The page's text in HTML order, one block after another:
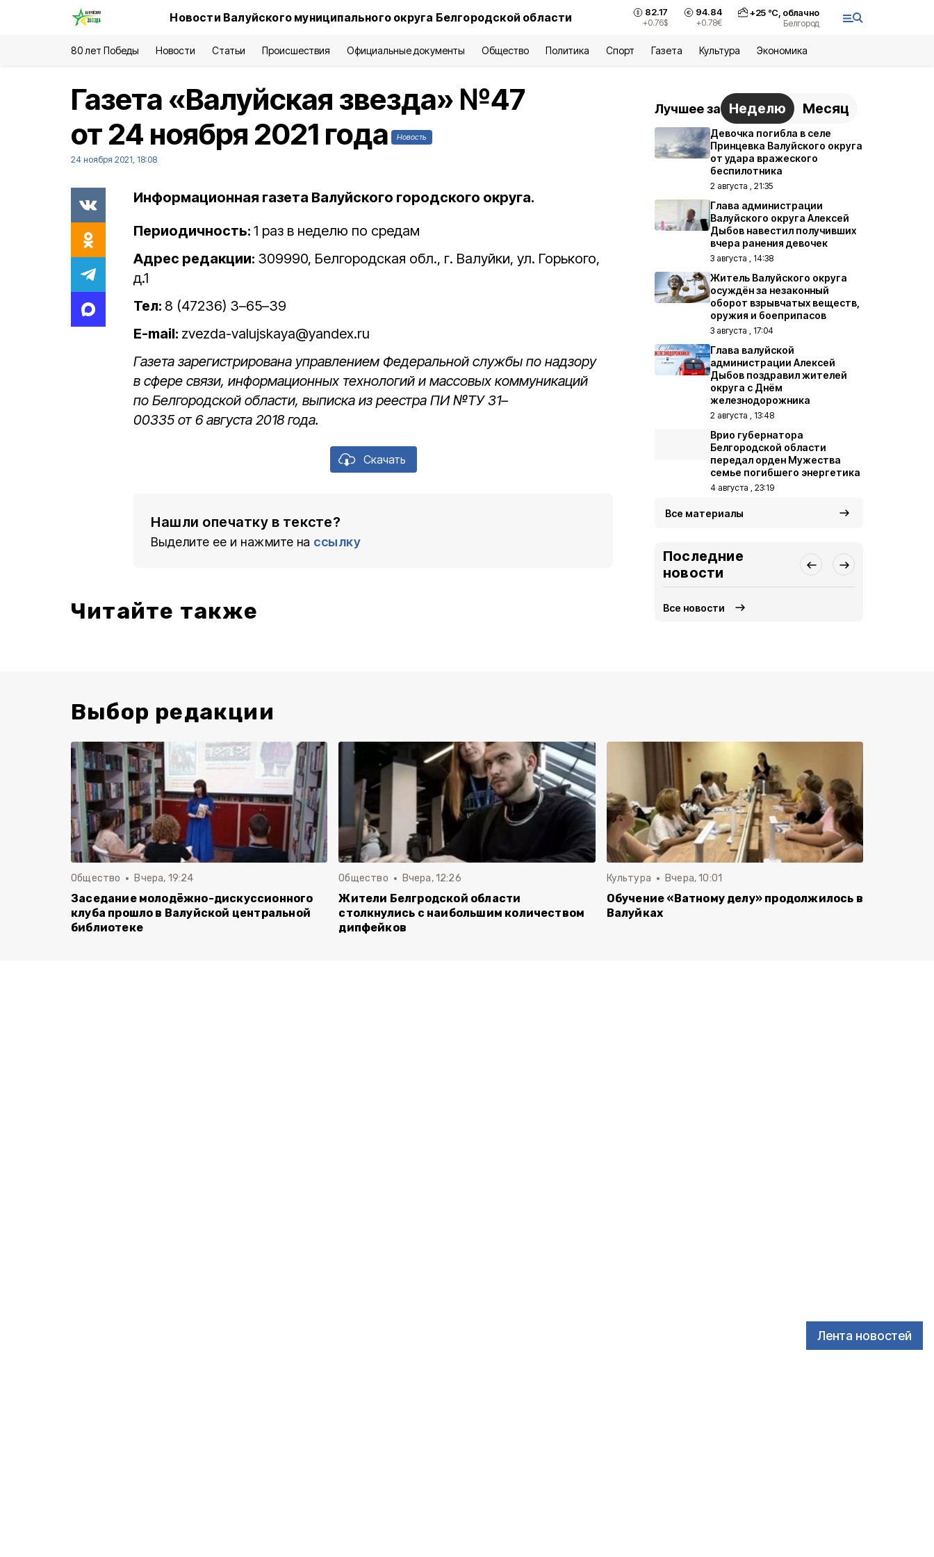
Новости Валуйского муниципального округа Белгородской области 82.17
+0.76$
94.84
+0.78€
+25°С, облачно
Белгород
80 лет Победы Новости Статьи Происшествия Официальные документы Общество Политика Спорт Газета Культура Экономика
Лента новостей
Газета «Валуйская звезда» №47
от 24 ноября 2021 года
Новость
24 ноября 2021, 18:08
Информационная газета Валуйского городского округа.
Периодичность: 1 раз в неделю по средам
Адрес редакции: 309990, Белгородская обл., г. Валуйки, ул. Горького,
д.1
Тел: 8 (47236) 3–65–39
E-mail: zvezda-valujskaya@yandex.ru
Газета зарегистрирована управлением Федеральной службы по надзору
в сфере связи, информационных технологий и массовых коммуникаций
по Белгородской области, выписка из реестра ПИ №ТУ 31–
00335 от 6 августа 2018 года.
Скачать
Нашли опечатку в тексте?
Выделите ее и нажмите на ссылку
Читайте также
Лучшее за Неделю Месяц
Девочка погибла в селе
Принцевка Валуйского округа
от удара вражеского
беспилотника
2 августа , 21:35
Глава администрации
Валуйского округа Алексей
Дыбов навестил получивших
вчера ранения девочек
3 августа , 14:38
Житель Валуйского округа
осуждён за незаконный
оборот взрывчатых веществ,
оружия и боеприпасов
3 августа , 17:04
Глава валуйской
администрации Алексей
Дыбов поздравил жителей
округа с Днём
железнодорожника
2 августа , 13:48
Врио губернатора
Белгородской области
передал орден Мужества
семье погибшего энергетика
4 августа , 23:19
Все материалы
Последние
новости
Все новости
Выбор редакции
Общество Вчера, 19:24
Заседание молодёжно-дискуссионного
клуба прошло в Валуйской центральной
библиотеке
Общество Вчера, 12:26
Жители Белгродской области
столкнулись с наибольшим количеством
дипфейков
Культура Вчера, 10:01
Обучение «Ватному делу» продолжилось в
Валуйках